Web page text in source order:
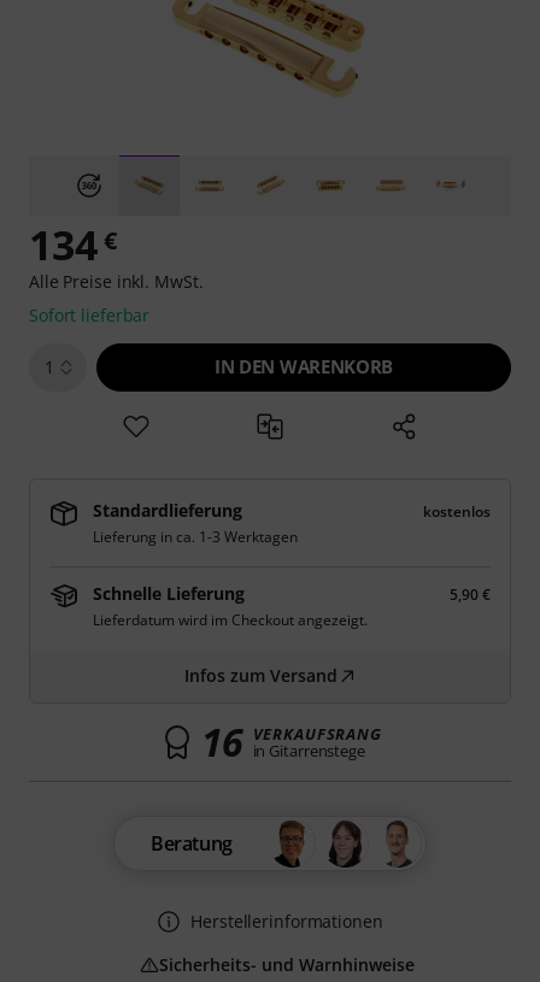
134€
Alle Preise inkl. MwSt.
Sofort lieferbar
1 IN DEN WARENKORB
Standardlieferung
kostenlos
Lieferung in ca. 1-3 Werktagen
Schnelle Lieferung
5,90 €
Lieferdatum wird im Checkout angezeigt.
Infos zum Versand
16 VERKAUFSRANG
in Gitarrenstege
Beratung
Herstellerinformationen
Sicherheits- und Warnhinweise